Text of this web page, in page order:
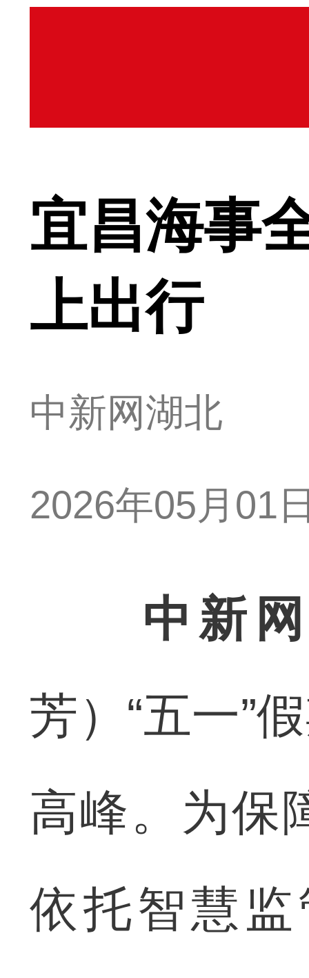
宜昌海事
上出行
中新网湖北
2026年05月01
中新
芳）“五一”
高峰。为保
依托智慧